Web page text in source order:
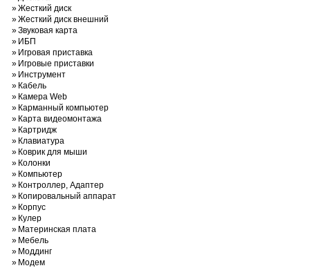
»Жесткий диск
»Жесткий диск внешний
»Звуковая карта
» ИБП
» Игровая приставка
» Игровые приставки
» Инструмент
» Кабель
» Камера Web
» Карманный компьютер
» Карта видеомонтажа
» Картридж
» Клавиатура
» Коврик для мыши
» Колонки
» Компьютер
» Контроллер, Адаптер
» Копировальный аппарат
» Корпус
» Кулер
» Материнская плата
» Мебель
» Моддинг
» Модем